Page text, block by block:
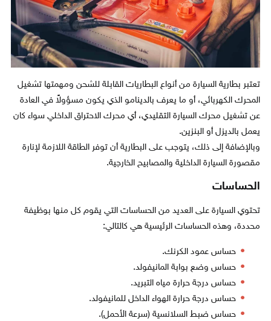
تعتبر بطارية السيارة من أنواع البطاريات القابلة للشحن ومهمتها تشغيل
المحرك الكهربائي، أو ما يعرف بالدينامو الذي يكون مسؤولاً في العادة
عن تشغيل محرك السيارة التقليدي، أي محرك الاحتراق الداخلي سواء كان
يعمل بالديزل أو البنزين.
وبالإضافة إلى ذلك، يتوجب على البطارية أن توفر الطاقة اللازمة لإنارة
مقصورة السيارة الداخلية والمصابيح الخارجية.
الحساسات
تحتوي السيارة على العديد من الحساسات التي يقوم كل منها بوظيفة
محددة، وهذه الحساسات الرئيسية هي كالتالي:
حساس عمود الكرنك.
حساس وضع بوابة المانيفولد.
حساس درجة حرارة مياه التبريد.
حساس درجة حرارة الهواء الداخل للمانيفولد.
حساس ضبط السلانسية (سرعة الأحمل).